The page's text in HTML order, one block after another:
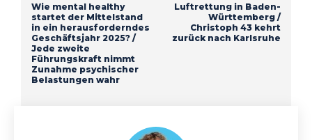
Wie mental healthy
startet der Mittelstand
in ein herausforderndes
Geschäftsjahr 2025? /
Jede zweite
Führungskraft nimmt
Zunahme psychischer
Belastungen wahr
Luftrettung in Baden-
Württemberg /
Christoph 43 kehrt
zurück nach Karlsruhe